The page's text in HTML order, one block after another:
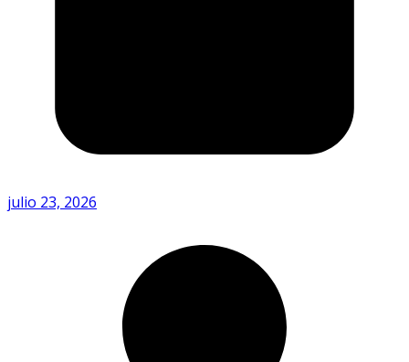
julio 23, 2026